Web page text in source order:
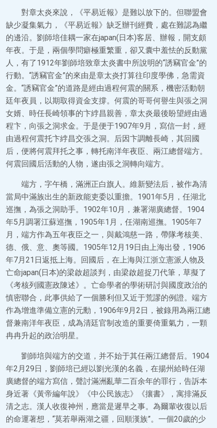
對章太炎來說，《平易近報》是難以放下的。但聯盟會
缺少凝集氣力，《平易近報》缺乏辦刊經費，處在難認為繼
的邊沿。劉師培佳耦一家在japan(日本)客居、辦報，開支頗
年夜。于是，兩個學問癖極重繁重，卻又囊中羞怯的反動黨
人，有了1912年劉師培致章太炎書中所說明的“誘竊官金”的
行動。“誘竊官金”的來由是章太炎打算往印度學佛，急需資
金。“誘竊官金”的道路是經由過程何震的關系，機密活動朝
廷年夜員，以期取得資金支撐。何震的哥哥何譽生與張之洞
女婿、時任長崎領事的卞綍昌親善，章太炎最後盼望經由過
程卞，向張之洞求金。于是便于1907年9月，寫信一封，經
由過程何震托卞綍昌交張之洞。后因卞調離長崎，其回國
后，便將何震拜托之事，轉托南洋年夜臣、兩江總督端方。
何震回國后活動的人物，遂由張之洞轉向端方。
端方，字午橋，滿洲正白旗人。維新變法后，被作為清
當局中滿族出生的新政能吏委以重擔。1901年5月，任湖北
巡撫，為張之洞助手。1902年10月，兼署湖廣總督。1904
年5月調署江蘇巡撫，1905年1月，任湖南巡撫。1905年7
月，端方作為五年夜臣之一，與戴鴻慈一路，帶隊考核美、
德、俄、意、奧等國。1905年12月19日由上海出發，1906
年7月21日返抵上海。回國后，在上海與江浙立憲派人物及
亡命japan(日本)的梁啟超談判，由梁啟超捉刀代筆，草擬了
《考核列國憲政陳述》。亡命學者的學術研討與國度政治的
慎密聯合，此事供給了一個勝利但又近于荒謬的例證。端方
作為增進準備立憲的元勳，1906年9月2日，被錄用為兩江總
督兼南洋年夜臣，成為清廷官制改造的重要倚重氣力，一顆
冉冉升起的政治明星。
劉師培與端方的交道，并不始于其任兩江總督后。1904
年2月29日，劉師培已經以劉光漢的名義，在揚州給時任湖
廣總督的端方寫信，聲討滿洲亂華二百余年的罪行，告訴本
身近著《黃帝編年說》《中公民族志》《攘書》，寓排滿反
清之志。漢人收復神州，應當是遲早之事。為爾輩收復以后
的命運著想，“莫若舉兩湖之疆，回順漢族”。一個20歲的少